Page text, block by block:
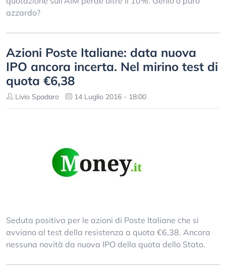
azzardo?
Azioni Poste Italiane: data nuova
IPO ancora incerta. Nel mirino test di
quota €6,38
Livio Spadaro 14 Luglio 2016 - 18:00
Seduta positiva per le azioni di Poste Italiane che si
avviano al test della resistenza a quota €6,38. Ancora
nessuna novità da nuova IPO della quota dello Stato.